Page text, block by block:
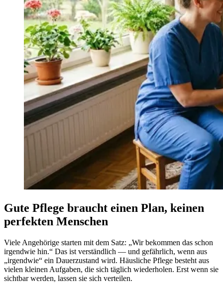
Gute Pflege braucht einen Plan, keinen
perfekten Menschen
Viele Angehörige starten mit dem Satz: „Wir bekommen das schon
irgendwie hin.“ Das ist verständlich — und gefährlich, wenn aus
„irgendwie“ ein Dauerzustand wird. Häusliche Pflege besteht aus
vielen kleinen Aufgaben, die sich täglich wiederholen. Erst wenn sie
sichtbar werden, lassen sie sich verteilen.